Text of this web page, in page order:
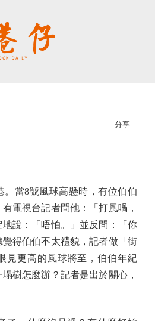
分享
當8號風球高懸時，有位伯伯
電視台記者問他：「打風喎，
說：「唔怕。」並反問：「你
得伯伯不太禮貌，記者做「街
見更高的風球將至，伯伯年紀
樹怎麼辦？記者是出於關心，